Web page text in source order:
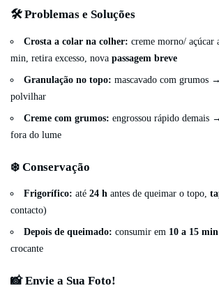
🛠️ Problemas e Soluções
Crosta a colar na colher: creme morno/
min, retira excesso, nova passagem breve
Granulação no topo: mascavado com grumos
polvilhar
Creme com grumos: engrossou rápido demais
fora do lume
❄️ Conservação
Frigorífico: até24 h antes de queimar o topo,
contacto)
Depois de queimado: consumir em 10 a 15 min
crocante
📸 Envie a Sua Foto!